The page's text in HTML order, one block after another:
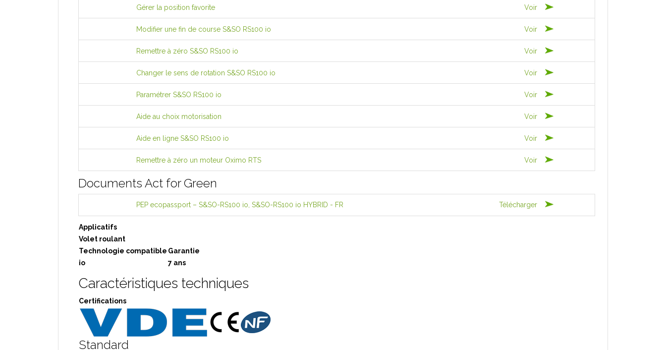
Gérer la position favorite Voir
Modifier une fin de course S&SO RS100 io Voir
Remettre à zéro S&SO RS100 io Voir
Changer le sens de rotation S&SO RS100 io Voir
Paramétrer S&SO RS100 io Voir
Aide au choix motorisation Voir
Aide en ligne S&SO RS100 io Voir
Remettre à zéro un moteur Oximo RTS Voir
Documents Act for Green
PEP ecopassport – S&SO-RS100 io, S&SO-RS100 io HYBRID - FR Télécharger
Applicatifs
Volet roulant
Technologie compatible Garantie
io
7 ans
Caractéristiques techniques
Certifications
Standard